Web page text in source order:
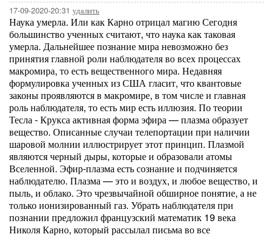
17-09-2020-20:31 удалить
Наука умерла. Или как Карно отрицал магию Сегодня
большинство ученных считают, что наука как таковая
умерла. Дальнейшее познание мира невозможно без
принятия главной роли наблюдателя во всех процессах
макромира, то есть вещественного мира. Недавняя
формулировка ученных из США гласит, что квантовые
законы проявляются в макромире, в том числе и главная
роль наблюдателя, то есть мир есть иллюзия. По теории
Тесла - Крукса активная форма эфира — плазма образует
вещество. Описанные случаи телепортации при наличии
шаровой молнии иллюстрирует этот принцип. Плазмой
являются черный дыры, которые и образовали атомы
Вселенной. Эфир-плазма есть сознание и подчиняется
наблюдателю. Плазма — это и воздух, и любое вещество, и
пыль, и облако. Это чрезвычайной обширное понятие, а не
только ионизированный газ. Убрать наблюдателя при
познании предложил французский математик 19 века
Николя Карно, который рассылал письма во все